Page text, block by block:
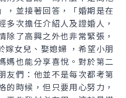
，並接著回答，「婚期是在
多次擔任介紹人及證婚人，
除了高興之外也非常緊張，
嫁女兒、娶媳婦 ，希望小朋
媽也能分享喜悅。對於第二
友們：他並不是每次都考第
的時候，但只要用心努力，